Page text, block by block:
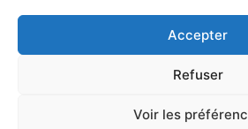
Accepter
Refuser
Voir les
22 janvier 2024